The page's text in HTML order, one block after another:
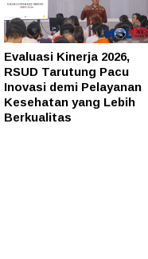
Evaluasi Kinerja 2026,
RSUD Tarutung Pacu
Inovasi demi Pelayanan
Kesehatan yang Lebih
Berkualitas